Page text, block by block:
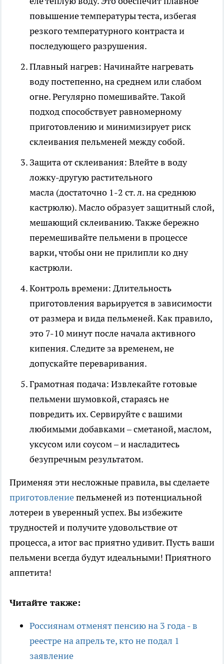
повышение температуры теста, избегая
резкого температурного контраста и
последующего разрушения.
Плавный нагрев: Начинайте нагревать
воду постепенно, на среднем или слабом
огне. Регулярно помешивайте. Такой
подход способствует равномерному
приготовлению и минимизирует риск
склеивания пельменей между собой.
Защита от склеивания: Влейте в воду
ложку-другую растительного
масла (достаточно 1-2 ст. л. на среднюю
кастрюлю). Масло образует защитный слой,
мешающий склеиванию. Также бережно
перемешивайте пельмени в процессе
варки, чтобы они не прилипли ко дну
кастрюли.
Контроль времени: Длительность
приготовления варьируется в зависимости
от размера и вида пельменей. Как правило,
это 7-10 минут после начала активного
кипения. Следите за временем, не
допускайте переваривания.
Грамотная подача: Извлекайте готовые
пельмени шумовкой, стараясь не
повредить их. Сервируйте с вашими
любимыми добавками – сметаной, маслом,
уксусом или соусом – и насладитесь
безупречным результатом.
Применяя эти несложные правила, вы сделаете
приготовлениепельменей из потенциальной
лотереи в уверенный успех. Вы избежите
трудностей и получите удовольствие от
процесса, а итог вас приятно удивит. Пусть ваши
пельмени всегда будут идеальными! Приятного
аппетита!
Читайте также:
Россиянам отменят пенсию на 3 года - в
реестре на апрель те, кто не подал 1
заявление